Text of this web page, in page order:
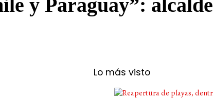
y Paraguay”: alcalde
Lo más visto